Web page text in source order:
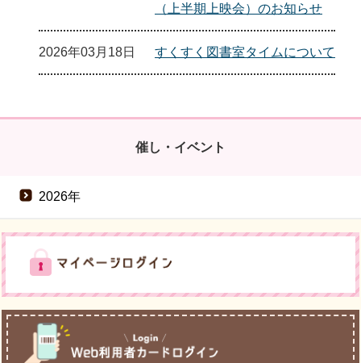
（上半期上映会）のお知らせ
2026年03月18日 すくすく図書室タイムについて
催し・イベント
2026年